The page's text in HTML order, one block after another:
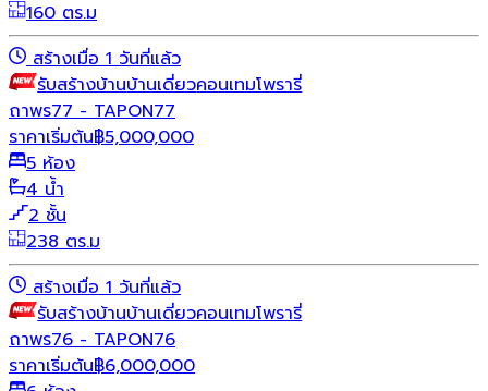
160 ตร.ม
สร้างเมื่อ 1 วันที่แล้ว
รับสร้างบ้านบ้านเดี่ยวคอนเทมโพรารี่
ถาพร77 - TAPON77
ราคาเริ่มต้น฿5,000,000
5 ห้อง
4 น้ำ
2 ชั้น
238 ตร.ม
สร้างเมื่อ 1 วันที่แล้ว
รับสร้างบ้านบ้านเดี่ยวคอนเทมโพรารี่
ถาพร76 - TAPON76
ราคาเริ่มต้น฿6,000,000